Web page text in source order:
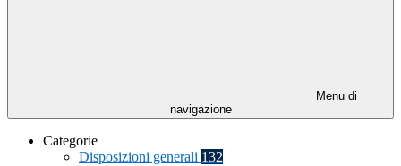
Menu di
navigazione
Categorie
Disposizioni generali 132